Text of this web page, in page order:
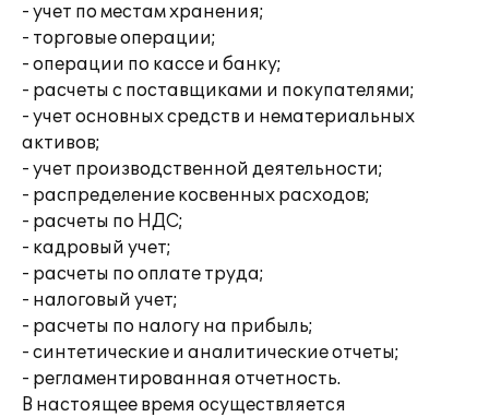
- учет по местам хранения;
- торговые операции;
- операции по кассе и банку;
- расчеты с поставщиками и покупателями;
- учет основных средств и нематериальных
активов;
- учет производственной деятельности;
- распределение косвенных расходов;
- расчеты по НДС;
- кадровый учет;
- расчеты по оплате труда;
- налоговый учет;
- расчеты по налогу на прибыль;
- синтетические и аналитические отчеты;
- регламентированная отчетность.
В настоящее время осуществляется